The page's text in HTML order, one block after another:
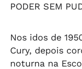
PODER SEM
Nos idos de
Cury, depois
noturna na